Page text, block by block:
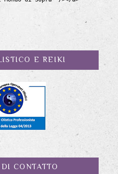
E REIKI
CONTATTO